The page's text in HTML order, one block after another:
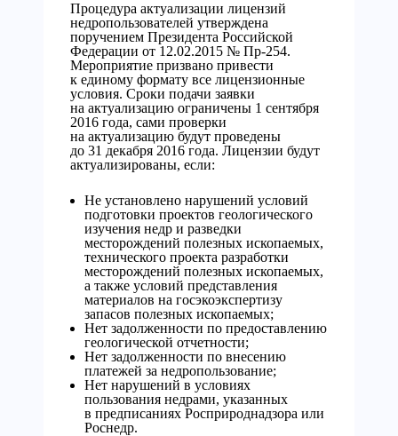
Процедура актуализации лицензий
недропользователей утверждена
поручением Президента Российской
Федерации от 12.02.2015 № Пр-254.
Мероприятие призвано привести
к единому формату все лицензионные
условия. Сроки подачи заявки
на актуализацию ограничены 1 сентября
2016 года, сами проверки
на актуализацию будут проведены
до 31 декабря 2016 года. Лицензии будут
актуализированы, если:
Не установлено нарушений условий
подготовки проектов геологического
изучения недр и разведки
месторождений полезных ископаемых,
технического проекта разработки
месторождений полезных ископаемых,
а также условий представления
материалов на госэкоэкспертизу
запасов полезных ископаемых;
Нет задолженности по предоставлению
геологической отчетности;
Нет задолженности по внесению
платежей за недропользование;
Нет нарушений в условиях
пользования недрами, указанных
в предписаниях Росприроднадзора или
Роснедр.